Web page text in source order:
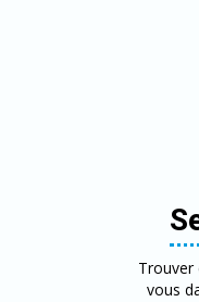
Trouver
vous